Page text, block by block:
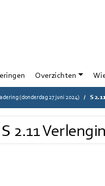
Overzichten
(donderdag 27 juni 2024) S
S 2.11